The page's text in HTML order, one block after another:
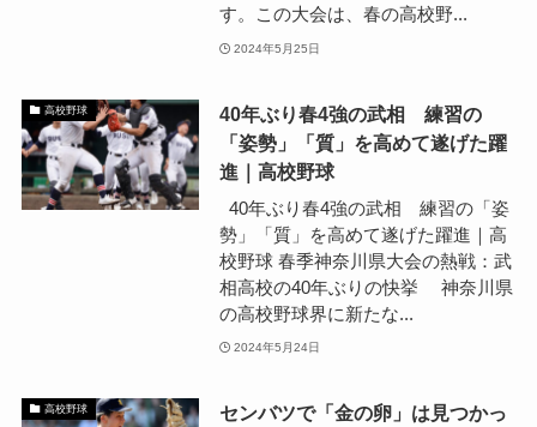
す。この大会は、春の高校野...
2024年5月25日
高校野球
40年ぶり春4強の武相 練習の
「姿勢」「質」を高めて遂げた躍
進｜高校野球
40年ぶり春4強の武相 練習の「姿
勢」「質」を高めて遂げた躍進｜高
校野球 春季神奈川県大会の熱戦：武
相高校の40年ぶりの快挙 神奈川県
の高校野球界に新たな...
2024年5月24日
高校野球
センバツで「金の卵」は見つかっ